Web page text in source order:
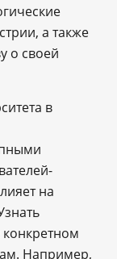
а также
о своей
в
на
Например,